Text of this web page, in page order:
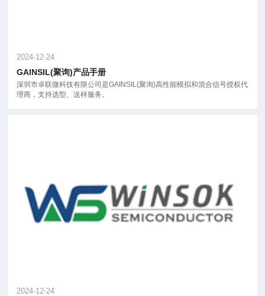
2024-12-24
GAINSIL(聚询)产品手册
深圳市卓联微科技有限公司是GAINSIL(聚询)高性能模拟和混合信号授权代
理商，支持选型、送样服务。
2024-12-24